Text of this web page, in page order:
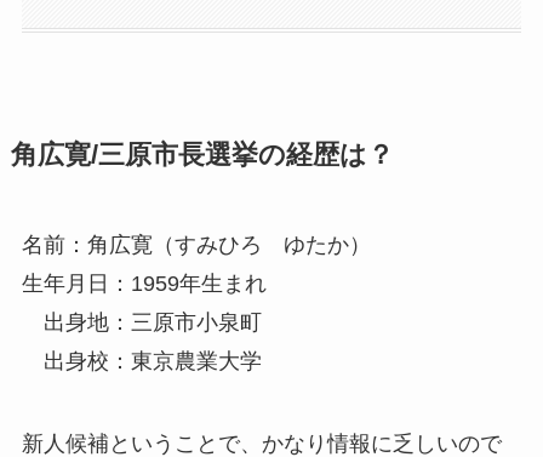
角広寛/三原市長選挙の経歴は？
名前：角広寛（すみひろ ゆたか）
生年月日：1959年生まれ
出身地：三原市小泉町
出身校：東京農業大学
新人候補ということで、かなり情報に乏しいので